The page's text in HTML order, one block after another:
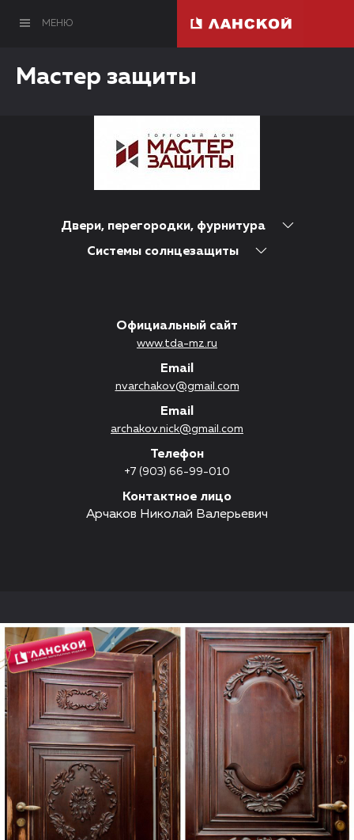
МЕНЮ
Мастер защиты
Двери, перегородки, фурнитура
Системы солнцезащиты
Официальный сайт
www.tda-mz.ru
Email
nvarchakov@gmail.com
Email
archakov.nick@gmail.com
Телефон
+7 (903) 66-99-010
Контактное лицо
Арчаков Николай Валерьевич